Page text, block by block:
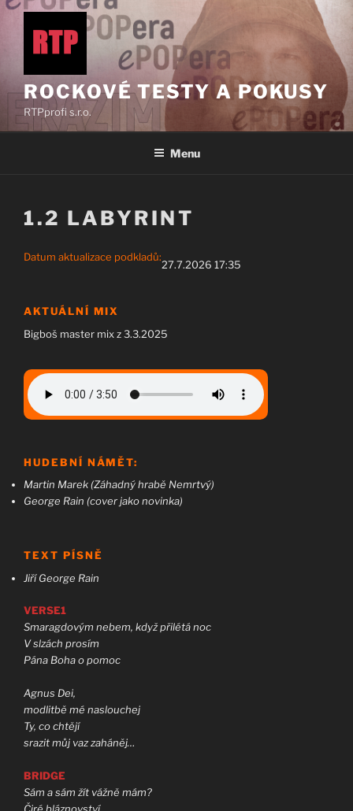
Přejít
obsahu
ROCKOVÉ TESTY A POKUSY
RTPprofi s.r.o.
Menu
1.2 LABYRINT
Datum aktualizace podkladů:
27.7.2026 17:35
AKTUÁLNÍ MIX
Bigboš master mix z 3.3.2025
HUDEBNÍ NÁMĚT:
Martin Marek (Záhadný hrabě Nemrtvý)
George Rain (cover jako novinka)
TEXT PÍSNĚ
Jiří George Rain
VERSE1
Smaragdovým nebem, když přilétá noc
V slzách prosím
Pána Boha o pomoc
Agnus Dei,
modlitbě mé naslouchej
Ty, co chtějí
srazit můj vaz zaháněj…
BRIDGE
Sám a sám žít vážně mám?
Čiré bláznovství